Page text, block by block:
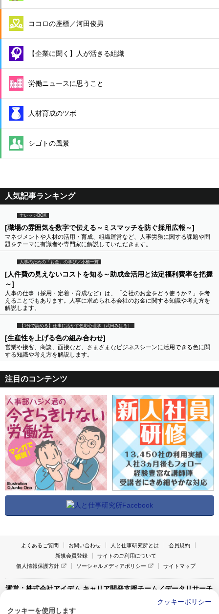
ココロの座標／河田俊男
【企業に聞く】人が活きる組織
労働ニュースに思うこと
人材育成のツボ
シゴトの風景
人気記事ランキング
ナレッジBOX
[職場の雰囲気を数字で伝える～ミスマッチを防ぐ採用広報～]
マネジメントや人材の活用・育成、組織運営など、人事労務に関する課題や問
題をテーマに有識者や専門家に解説していただきます。
人事のための「お金」の学び／小橋一輝
[人件費の見えないコストを知る～助成金活用と法定福利費率を把握
～]
人事の仕事（採用・定着・育成など）は、「会社のお金をどう使うか？」を考
えることでもあります。人事に求められる会社のお金に関する知識や考え方を
解説します。
【1分で読める】仕事に活かす色彩心理学（武田みはる）
[生産性を上げる色の組み合わせ]
営業や接客、商談、面接など、さまざまなビジネスシーンに活用できる色に関
する知識や考え方を解説します。
注目のコンテンツ
よくあるご質問 お問い合わせ 人と仕事研究所とは
会員規約
新規会員登録
サイトのご利用について
個人情報保護方針
ソーシャルメディアポリシー サイトマップ
運営：株式会社アイデム キャリア開発支援チーム／データリサーチ
クッキーポリシー
クッキーを使用します